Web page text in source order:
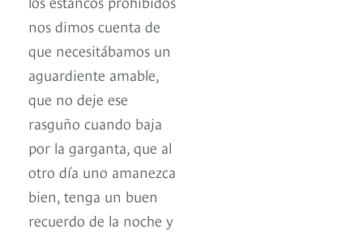
nos dimos cuenta de
que necesitábamos un
aguardiente amable,
que no deje ese
rasguño cuando baja
por la garganta, que al
otro día uno amanezca
bien, tenga un buen
recuerdo de la noche y